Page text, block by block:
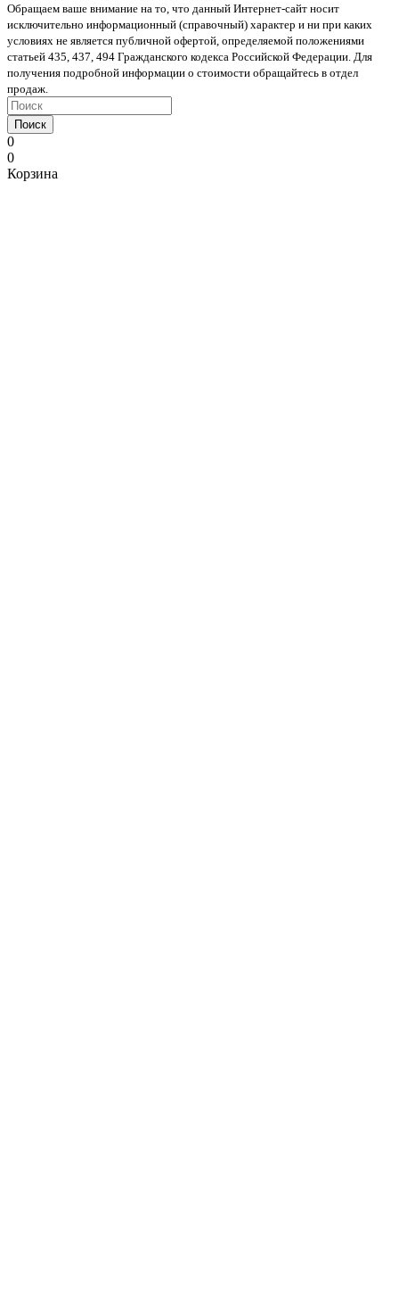
Обращаем ваше внимание на то, что данный Интернет-сайт носит
исключительно информационный (справочный) характер и ни при каких
условиях не является публичной офертой, определяемой положениями
статьей 435, 437, 494 Гражданского кодекса Российской Федерации. Для
получения подробной информации о стоимости обращайтесь в отдел
продаж.
Поиск
0
0
Корзина